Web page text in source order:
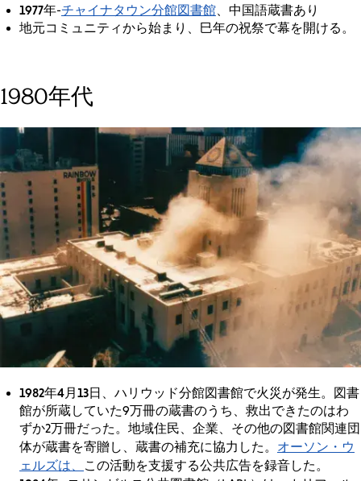
1977年-チャイナタウン分館図書館 、中国語蔵書あり
地元コミュニティから始まり、巳年の祝祭で幕を開ける。
1980年代
1982年4月13日
、ハリウッド分館図書館で火災が発生。図書
館が所蔵していた9万冊の蔵書のうち、救出できたのはわ
ずか2万冊だった。地域住民、企業、その他の図書館関連団
体が蔵書を寄贈し、蔵書の補充に協力した。 オーソン・ウ
ェルズは、
この活動を支援する公共広告を録音した。